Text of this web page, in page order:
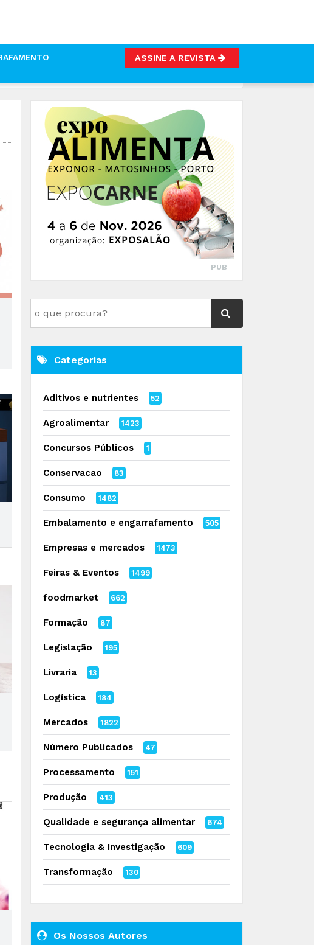
ASSINE A REVISTA
PUB
Categorias
Aditivos e nutrientes 52
Agroalimentar 1423
Concursos Públicos 1
Conservacao 83
Consumo 1482
Embalamento e engarrafamento 505
Empresas e mercados 1473
Feiras & Eventos 1499
foodmarket 662
Formação 87
Legislação 195
Livraria 13
Logística 184
Mercados 1822
Número Publicados 47
Processamento 151
Produção 413
Qualidade e segurança alimentar 674
Tecnologia & Investigação 609
Transformação 130
Os Nossos Autores